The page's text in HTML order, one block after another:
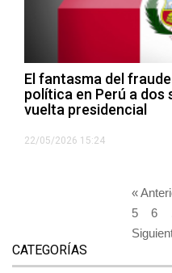
El fantasma del
política en Perú a dos
vuelta presidencial
22/05/2026 15:24
«
5
6
CATEGORÍAS